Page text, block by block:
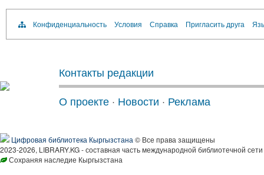
Конфиденциальность Условия Справка Пригласить друга
Контакты редакции
О проекте · Новости · Реклама
Цифровая библиотека Кыргызстана © Все права защищены
2023-2026, LIBRARY.KG - составная часть международной библиотечной
Сохраняя наследие Кыргызстана